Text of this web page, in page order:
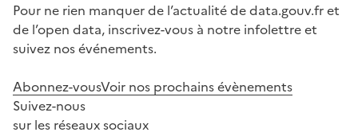
Pour ne rien manquer de l’actualité de data.gouv.fr et
de l’open data, inscrivez-vous à notre infolettre et
suivez nos événements.
Abonnez-vousVoir nos prochains évènements
Suivez-nous
sur les réseaux sociaux